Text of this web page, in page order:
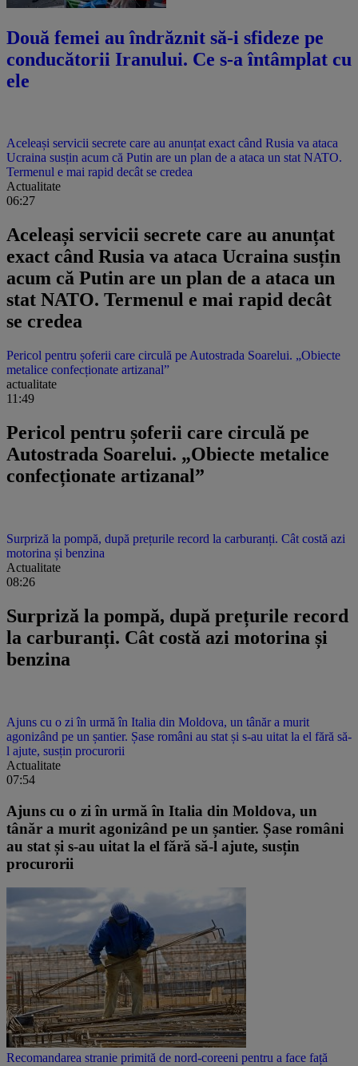
Două femei au îndrăznit să-i sfideze pe
conducătorii Iranului. Ce s-a întâmplat cu
ele
Aceleași servicii secrete care au anunțat exact când Rusia va ataca
Ucraina susțin acum că Putin are un plan de a ataca un stat NATO.
Termenul e mai rapid decât se credea
Actualitate
06:27
Aceleași servicii secrete care au anunțat
exact când Rusia va ataca Ucraina susțin
acum că Putin are un plan de a ataca un
stat NATO. Termenul e mai rapid decât
se credea
Pericol pentru șoferii care circulă pe Autostrada Soarelui. „Obiecte
metalice confecționate artizanal”
actualitate
11:49
Pericol pentru șoferii care circulă pe
Autostrada Soarelui. „Obiecte metalice
confecționate artizanal”
Surpriză la pompă, după prețurile record la carburanți. Cât costă azi
motorina și benzina
Actualitate
08:26
Surpriză la pompă, după prețurile record
la carburanți. Cât costă azi motorina și
benzina
Ajuns cu o zi în urmă în Italia din Moldova, un tânăr a murit
agonizând pe un șantier. Șase români au stat și s-au uitat la el fără să-
l ajute, susțin procurorii
Actualitate
07:54
Ajuns cu o zi în urmă în Italia din Moldova, un
tânăr a murit agonizând pe un șantier. Șase români
au stat și s-au uitat la el fără să-l ajute, susțin
procurorii
Recomandarea stranie primită de nord-coreeni pentru a face față